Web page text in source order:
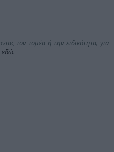
τον τομέα ή την ειδικότητα, για
εδώ.